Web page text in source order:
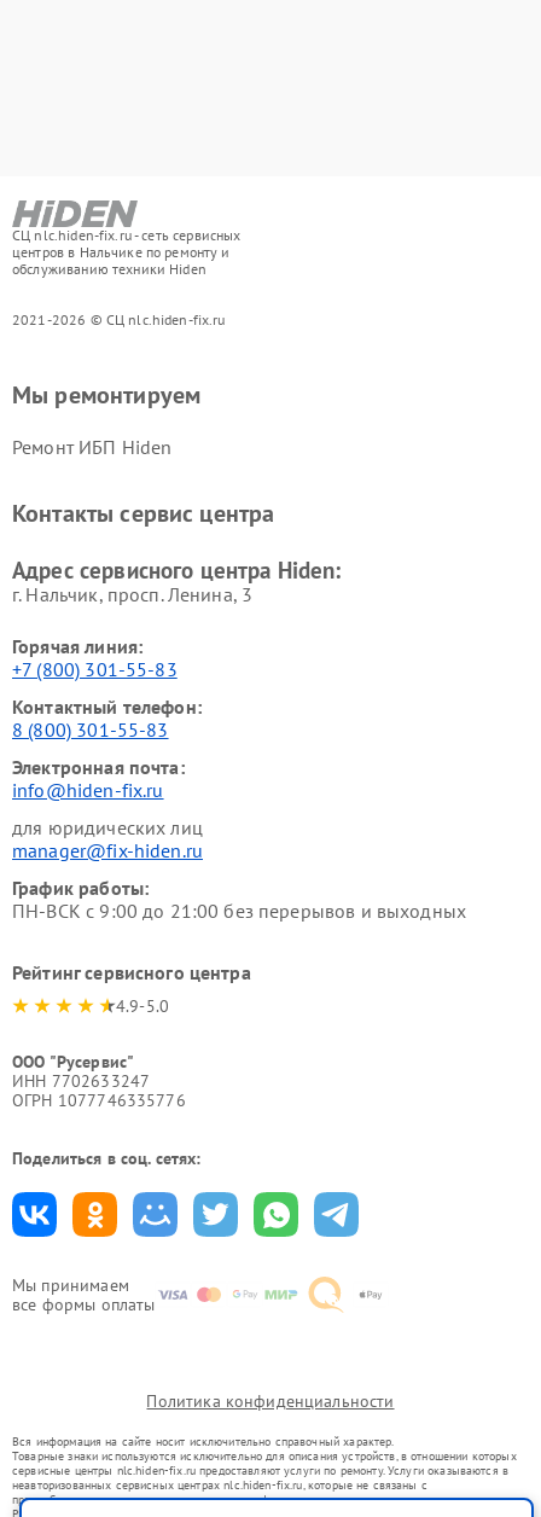
СЦ nlc.hiden-fix.ru - сеть сервисных
центров в Нальчике по ремонту и
обслуживанию техники Hiden
2021-2026 © СЦ nlc.hiden-fix.ru
Мы принимаем
все формы оплаты
Мы ремонтируем
Ремонт ИБП Hiden
Контакты сервис центра
Адрес сервисного центра Hiden:
г. Нальчик, просп. Ленина, 3
Горячая линия:
+7 (800) 301-55-83
Контактный телефон:
8 (800) 301-55-83
Электронная почта:
info@hiden-fix.ru
для юридических лиц
manager@fix-hiden.ru
График работы:
ПН-ВСК с 9:00 до 21:00 без перерывов и выходных
Рейтинг сервисного центра
4.9-5.0
ООО "Русервис"
ИНН 7702633247
ОГРН 1077746335776
Поделиться в соц. сетях:
Политика конфиденциальности
Вся информация на сайте носит исключительно справочный характер.
Товарные знаки используются исключительно для описания устройств, в отношении которых
сервисные центры nlc.hiden-fix.ru предоставляют услуги по ремонту. Услуги оказываются в
неавторизованных сервисных центрах nlc.hiden-fix.ru, которые не связаны с
правообладателями товарных знаков или их официальными представителями.